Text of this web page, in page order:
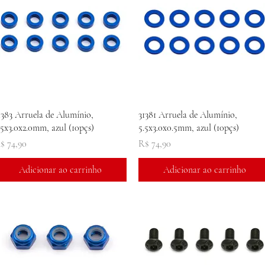
Visualização rápida
Arruela de Alumínio,
azul (10pçs)
74,90
Adicionar ao carrinho
Visualização rápida
31381 Arruela de Alumínio,
5.5x3.0x0.5mm, azul (10pçs)
Preço
R$ 74,90
Adicionar ao carrinho